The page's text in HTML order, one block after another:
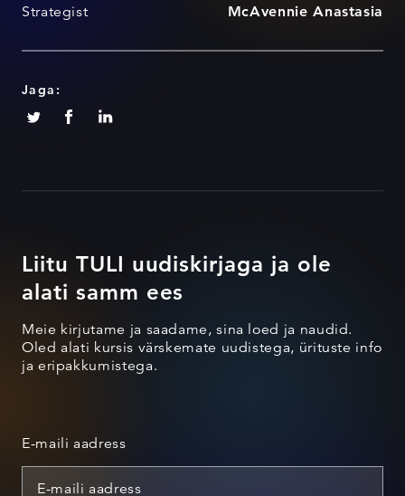
Strategist McAvennie Anastasia
Jaga:
Liitu TULI uudiskirjaga ja ole
alati samm ees
Meie kirjutame ja saadame, sina loed ja naudid.
Oled alati kursis värskemate uudistega, ürituste info
ja eripakkumistega.
E-maili aadress